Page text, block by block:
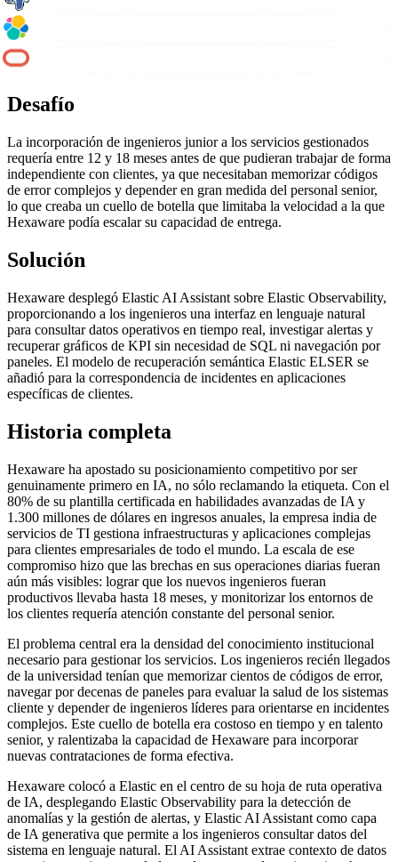
Desafío
La incorporación de ingenieros junior a los servicios gestionados
requería entre 12 y 18 meses antes de que pudieran trabajar de forma
independiente con clientes, ya que necesitaban memorizar códigos
de error complejos y depender en gran medida del personal senior,
lo que creaba un cuello de botella que limitaba la velocidad a la que
Hexaware podía escalar su capacidad de entrega.
Solución
Hexaware desplegó Elastic AI Assistant sobre Elastic Observability,
proporcionando a los ingenieros una interfaz en lenguaje natural
para consultar datos operativos en tiempo real, investigar alertas y
recuperar gráficos de KPI sin necesidad de SQL ni navegación por
paneles. El modelo de recuperación semántica Elastic ELSER se
añadió para la correspondencia de incidentes en aplicaciones
específicas de clientes.
Historia completa
Hexaware ha apostado su posicionamiento competitivo por ser
genuinamente primero en IA, no sólo reclamando la etiqueta. Con el
80% de su plantilla certificada en habilidades avanzadas de IA y
1.300 millones de dólares en ingresos anuales, la empresa india de
servicios de TI gestiona infraestructuras y aplicaciones complejas
para clientes empresariales de todo el mundo. La escala de ese
compromiso hizo que las brechas en sus operaciones diarias fueran
aún más visibles: lograr que los nuevos ingenieros fueran
productivos llevaba hasta 18 meses, y monitorizar los entornos de
los clientes requería atención constante del personal senior.
El problema central era la densidad del conocimiento institucional
necesario para gestionar los servicios. Los ingenieros recién llegados
de la universidad tenían que memorizar cientos de códigos de error,
navegar por decenas de paneles para evaluar la salud de los sistemas
cliente y depender de ingenieros líderes para orientarse en incidentes
complejos. Este cuello de botella era costoso en tiempo y en talento
senior, y ralentizaba la capacidad de Hexaware para incorporar
nuevas contrataciones de forma efectiva.
Hexaware colocó a Elastic en el centro de su hoja de ruta operativa
de IA, desplegando Elastic Observability para la detección de
anomalías y la gestión de alertas, y Elastic AI Assistant como capa
de IA generativa que permite a los ingenieros consultar datos del
sistema en lenguaje natural. El AI Assistant extrae contexto de datos